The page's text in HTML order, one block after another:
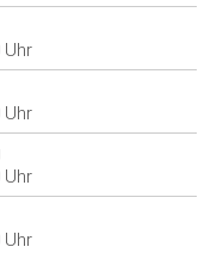
Uhr
Uhr
Uhr
Uhr